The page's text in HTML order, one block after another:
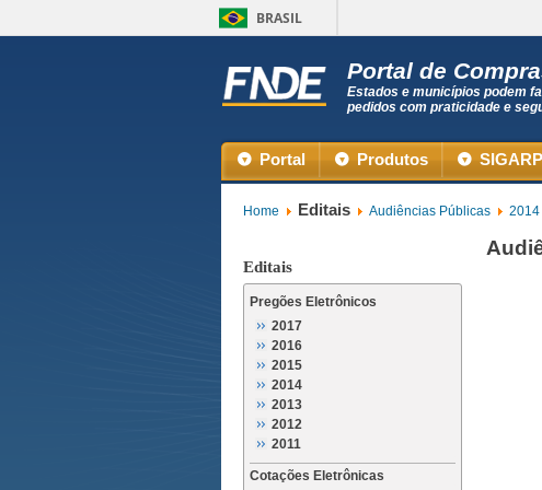
BRASIL
Portal de
Estados e municípios podem
pedidos com praticidade e
Portal Produtos SIGARP
Home Editais Audiências Públicas 2014
Editais
Pregões Eletrônicos
2017
2016
2015
2014
2013
2012
2011
Cotações Eletrônicas